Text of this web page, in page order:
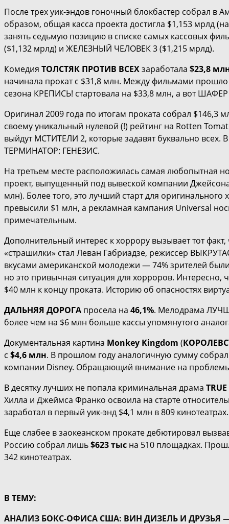
После трех уик-эндов гоночный блокбастер собрал в
образом, общая касса проекта достигла $1,153 мрлд
занять седьмую позицию в списке самых кассовых
($1,132 мрлд) и ЖЕЛЕЗНЫЙ ЧЕЛОВЕК 3 ($1,215 мрлд).
Комедия ТОЛСТЯК ПРОТИВ ВСЕХзаработала $23,8
начинала прокат с $31,8 млн. Между фильмами
сезона КРЕПИСЬ! стартовала на $33,8 млн, а вот
Оригинал 2009 года по итогам проката собрал
своему уникальный нулевой (!) рейтинг на Rotten
выйдут МСТИТЕЛИ 2, которые задавят буквально всех.
ТЕРМИНАТОР: ГЕНЕЗИС.
На третьем месте расположилась самая любопытная
проект, выпущенный под вывеской компании
млн). Более того, это лучший старт для
превысили $1 млн, а рекламная кампания Universal
примечательным.
Дополнительный интерес к хоррору вызывает тот
«страшилки» стал Леван Габриадзе, режиссер
вкусами американской молодежи — 74% зрителей
но это привычная ситуация для хорроров. Интересно,
$40 млн к концу проката. Историю об опасностях
ДАЛЬНЯЯ ДОРОГА просела на 46,1%. Мелодрама
более чем на $6 млн больше кассы упомянутого
Документальная картина Monkey Kingdom (
с $4,6 млн. В прошлом году аналогичную сумму
компании Disney. Обращающий внимание на проблемы
В десятку лучших не попала криминальная драма
Хилла и Джеймса Франко освоила на старте
заработал в первый уик-энд $4,1 млн в 809 кинотеатрах.
Еще слабее в заокеанском прокате дебютировал
Россию собрал лишь$623 тыс на 510 площадках.
342 кинотеатрах.
В ТЕМУ:
АНАЛИЗ БОКС-ОФИСА США: ВИН ДИЗЕЛЬ И ДРУЗЬЯ